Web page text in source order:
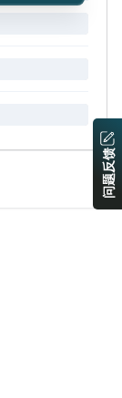
问题反馈